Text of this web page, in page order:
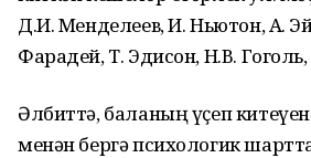
Д.И. Менделеев, И. Ньютон, А.
Фарадей, Т. Эдисон, Н.В.
Әлбиттә, баланың үҫеп
менән бергә психологик